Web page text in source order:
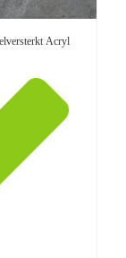
Acryl